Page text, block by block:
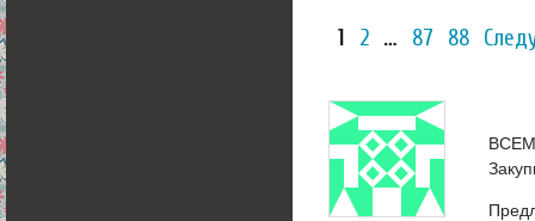
1 2 … 87 88
ВСЕМ